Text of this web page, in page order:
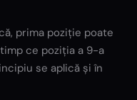
prima poziție poate
ce poziția a 9-a
se aplică și în